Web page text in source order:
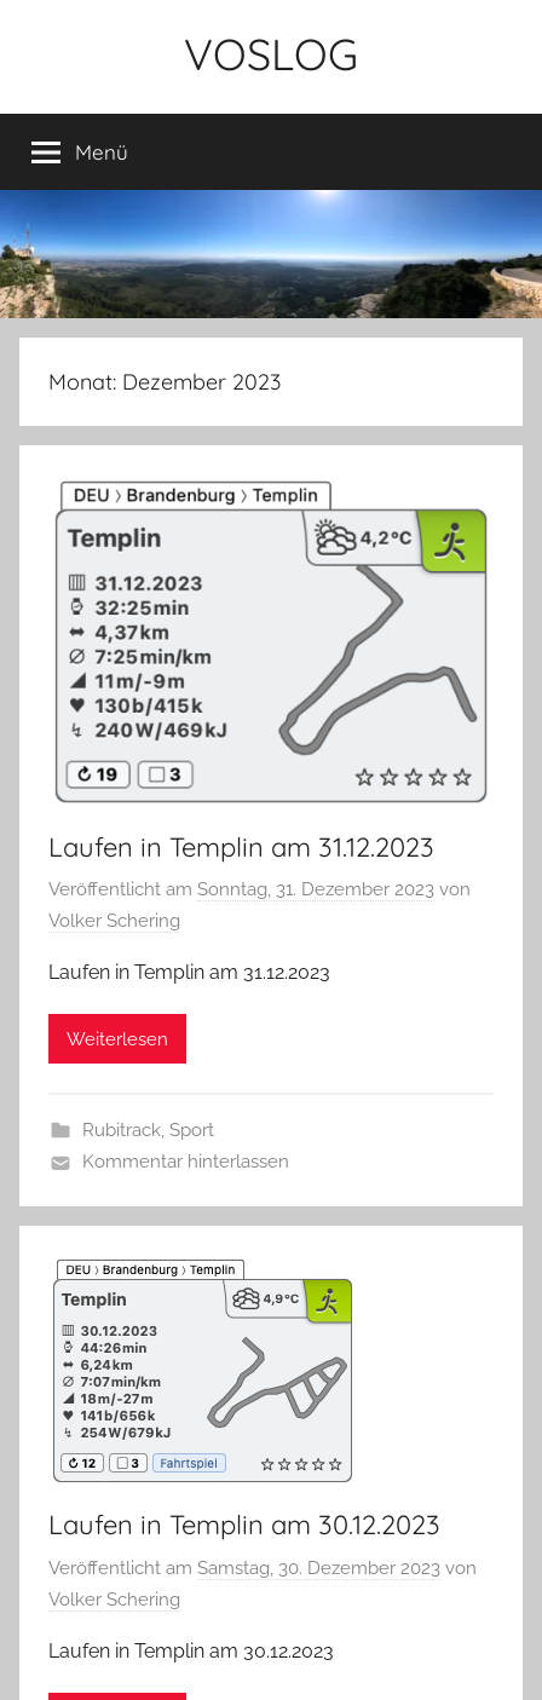
VOSLOG
Menü
Monat: Dezember 2023
Laufen in Templin am 31.12.2023
Veröffentlicht am Sonntag, 31. Dezember 2023 von
Volker Schering
Laufen in Templin am 31.12.2023
Weiterlesen
Rubitrack, Sport
Kommentar hinterlassen
Laufen in Templin am 30.12.2023
Veröffentlicht am Samstag, 30. Dezember 2023 von
Volker Schering
Laufen in Templin am 30.12.2023